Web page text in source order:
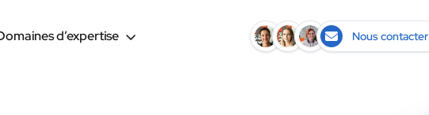
d’expertise Nous contacter